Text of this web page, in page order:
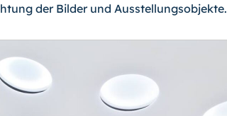
der Bilder und Ausstellungsob­jekte.